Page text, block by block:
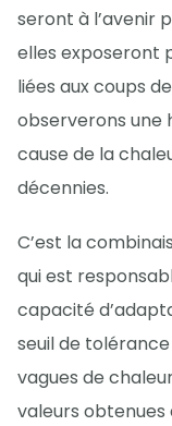
seront à l’avenir
elles exposeront
liées aux coups
observerons une
cause de la
décennies.
C’est la
qui est
capacité
seuil de
vagues de
valeurs obtenues